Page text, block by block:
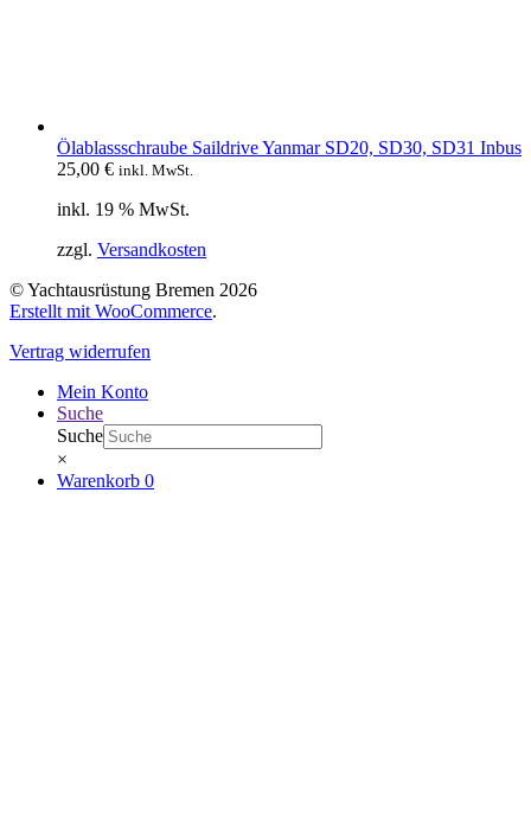
Ölablassschraube Saildrive Yanmar SD20, SD30, SD31 Inbus
25,00 € inkl. MwSt.
inkl. 19 % MwSt.
zzgl. Versandkosten
© Yachtausrüstung Bremen 2026
Erstellt mit WooCommerce.
Vertrag widerrufen
Mein Konto
Suche
Suche
×
Warenkorb 0